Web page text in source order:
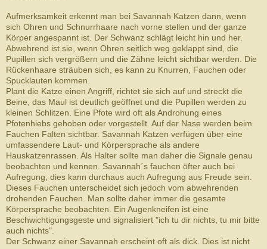
Aufmerksamkeit erkennt man bei Savannah Katzen dann, wenn
sich Ohren und Schnurrhaare nach vorne stellen und der ganze
Körper angespannt ist. Der Schwanz schlägt leicht hin und her.
Abwehrend ist sie, wenn Ohren seitlich weg geklappt sind, die
Pupillen sich vergrößern und die Zähne leicht sichtbar werden. Die
Rückenhaare sträuben sich, es kann zu Knurren, Fauchen oder
Spucklauten kommen.
Plant die Katze einen Angriff, richtet sie sich auf und streckt die
Beine, das Maul ist deutlich geöffnet und die Pupillen werden zu
kleinen Schlitzen. Eine Pfote wird oft als Androhung eines
Pfotenhiebs gehoben oder vorgestellt. Auf der Nase werden beim
Fauchen Falten sichtbar. Savannah Katzen verfügen über eine
umfassendere Laut- und Körpersprache als andere
Hauskatzenrassen. Als Halter sollte man daher die Signale genau
beobachten und kennen. Savannah´s fauchen öfter auch bei
Aufregung, dies kann durchaus auch Aufregung aus Freude sein.
Dieses Fauchen unterscheidet sich jedoch vom abwehrenden
drohenden Fauchen. Man sollte daher immer die gesamte
Körpersprache beobachten. Ein Augenkneifen ist eine
Beschwichtigungsgeste und signalisiert "ich tu dir nichts, tu mir bitte
auch nichts".
Der Schwanz einer Savannah erscheint oft als dick. Dies ist nicht